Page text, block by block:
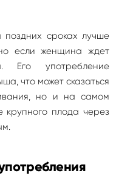
сроках лучше
если женщина ждет
Его употребление
что может сказаться
но и на самом
крупного плода через